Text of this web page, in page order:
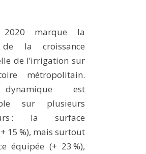
2020 marque la
la croissance
de l’irrigation sur
métropolitain.
est
sur plusieurs
: la surface
15 %), mais surtout
équipée (+ 23 %),